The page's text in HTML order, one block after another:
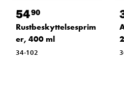
5490
Rustbeskyttelsesprim
er, 400 ml
34-102